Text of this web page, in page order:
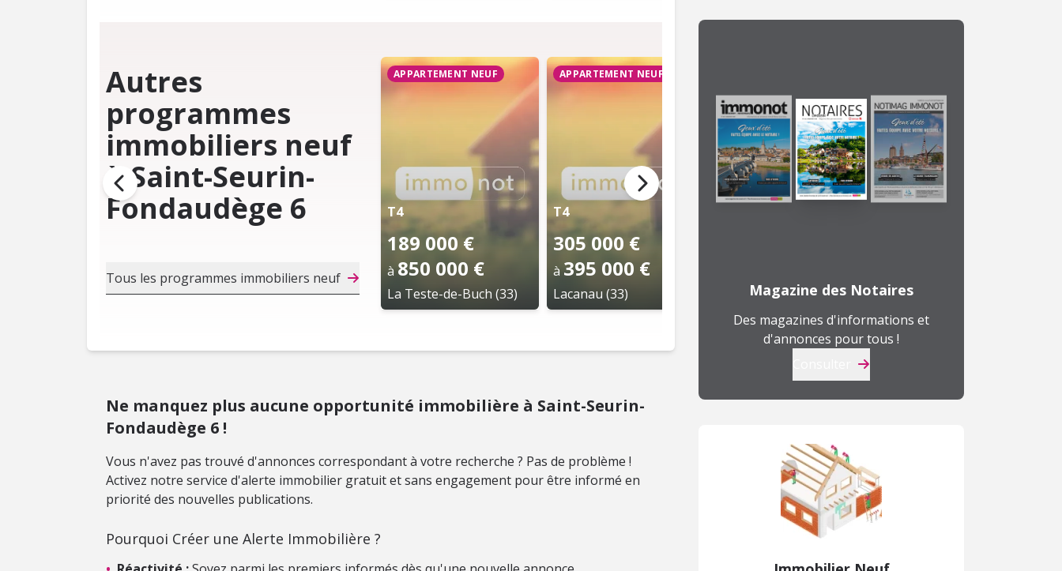
Autres
programmes
immobiliers neuf
à Saint-Seurin-
Fondaudège 6
Tous les programmes immobiliers neuf
APPARTEMENT NEUF
T4
189 000 €
à 850 000 €
La Teste-de-Buch (33)
APPARTEMENT NEUF
T4
305 000 €
à 395 000 €
Lacanau (33) Bordeaux (33) Le Barp (33)
Ne manquez plus aucune opportunité immobilière à Saint-Seurin-
Fondaudège 6 !
Vous n'avez pas trouvé d'annonces correspondant à votre recherche ? Pas de problème !
Activez notre service d'alerte immobilier gratuit et sans engagement pour être informé en
priorité des nouvelles publications.
Pourquoi Créer une Alerte Immobilière ?
Magazine des Notaires
Des magazines d'informations et
d'annonces pour tous !